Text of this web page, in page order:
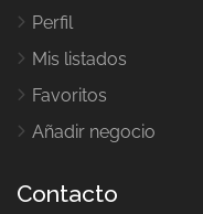
Mis listados
Favoritos
Añadir negocio
Contacto
Tres Cantos